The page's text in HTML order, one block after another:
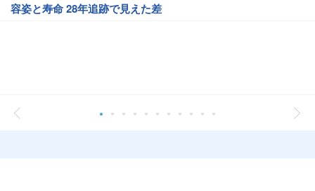
容姿と寿命 28年追跡で見えた差